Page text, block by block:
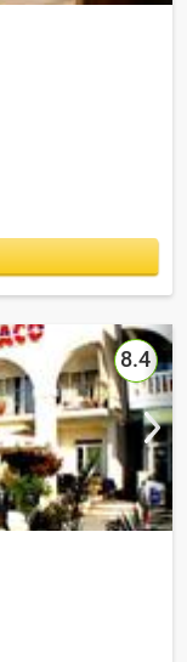
8.4